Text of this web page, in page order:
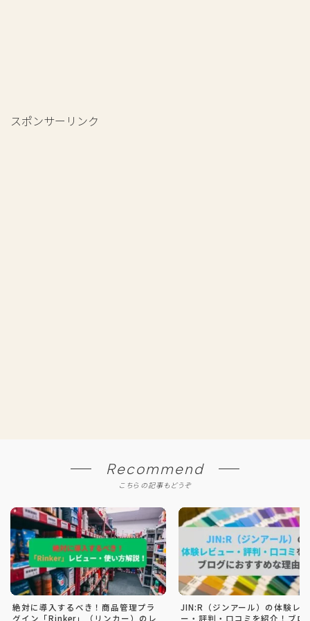
スポンサーリンク
Recommend
こちらの記事もどうぞ
絶対に導入するべき！商品管理プラ
グイン「Rinker」（リンカー）のレ
JIN:R（ジンアール）の体験レ
ー・評判・口コミを紹介！ブロ